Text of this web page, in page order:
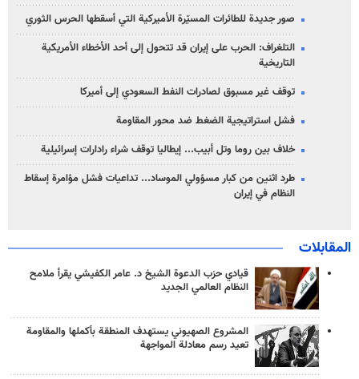
صور جديدة للطائرات المسيّرة الأميركية التي أسقطها الحرس الثوري
التلغراف: الحرب على إيران قد تتحول إلى أحد الأخطاء الأمريكية
التاريخية
توقف غير مسبوق لصادرات النفط السعودي إلى أميركا
فشل استراتيجية الضغط ضد محور المقاومة
خلاف بين روما وتل أبيب... إيطاليا توقف شراء رادارات إسرائيلية
طرد اثنين من كبار مسؤولي الموساد... تداعيات فشل مؤامرة إسقاط
النظام في إيران
المقابلات
قيادي حزب الدعوة الشيخ د. عامر الكفيشي يقرأ ملامح
النظام العالمي الجديد
المشروع الصهيوني يستهدف المنطقة بأكملها والمقاومة
تعيد رسم معادلة المواجهة